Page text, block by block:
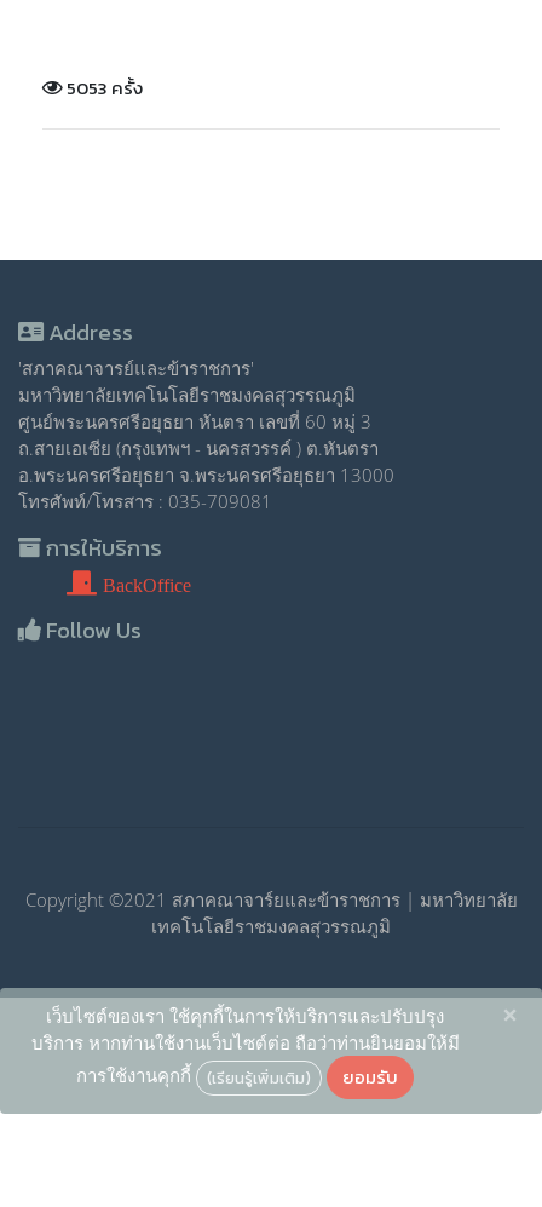
5053 ครั้ง
Address
'สภาคณาจารย์และข้าราชการ'
มหาวิทยาลัยเทคโนโลยีราชมงคลสุวรรณภูมิ
ศูนย์พระนครศรีอยุธยา หันตรา เลขที่ 60 หมู่ 3
ถ.สายเอเซีย (กรุงเทพฯ - นครสวรรค์ ) ต.หันตรา
อ.พระนครศรีอยุธยา จ.พระนครศรีอยุธยา 13000
โทรศัพท์/โทรสาร : 035-709081
การให้บริการ
BackOffice
Follow Us
Copyright ©2021 สภาคณาจาร์ยและข้าราชการ | มหาวิทยาลัย
เทคโนโลยีราชมงคลสุวรรณภูมิ
เว็บไซต์ของเรา ใช้คุกกี้ในการให้บริการและปรับปรุง
บริการ หากท่านใช้งานเว็บไซต์ต่อ ถือว่าท่านยินยอมให้มี
การใช้งานคุกกี้ (เรียนรู้เพิ่มเติม) ยอมรับ
×